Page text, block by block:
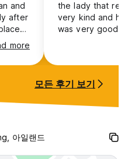
and
after
more
the lady that
very kind and
was very good
the only thing I
for a litle extra
모든 후기 보기
아일랜드